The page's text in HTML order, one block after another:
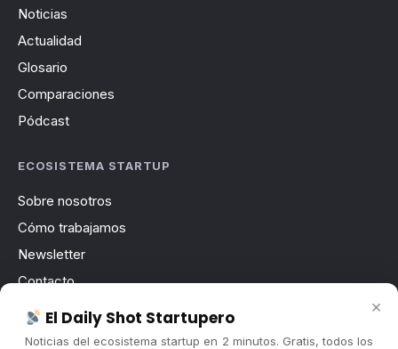
Noticias
Actualidad
Glosario
Comparaciones
Pódcast
ECOSISTEMA STARTUP
Sobre nosotros
Cómo trabajamos
Newsletter
Contacto
Publicidad
Convocatorias
×
El Daily Shot Startupero
Noticias del ecosistema startup en 2 minutos. Gratis, todos los